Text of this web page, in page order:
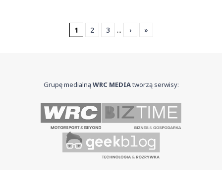
1 2 3 ... › »
Grupę medialnąWRC MEDIAtworzą serwisy: